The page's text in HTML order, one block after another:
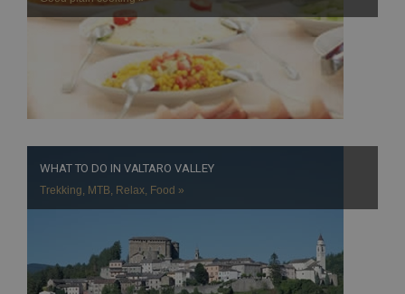
WHAT TO DO IN VALTARO VALLEY
Trekking, MTB, Relax, Food »